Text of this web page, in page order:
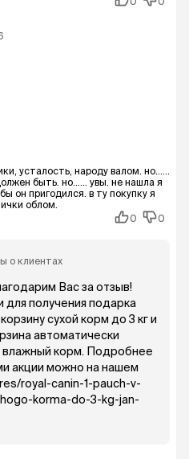
усталость, народу валом. но......
быть. но...... увы. не нашла я
он пригодился. в ту покупку я
облом.
0
0
о клиентах
Вас за отзыв!
для получения подарка
сухой корм до 3 кг и
автоматически
влажный корм. Подробнее
акции можно на нашем
royal-canin-1-pauch-v-
korma-do-3-kg-jan-